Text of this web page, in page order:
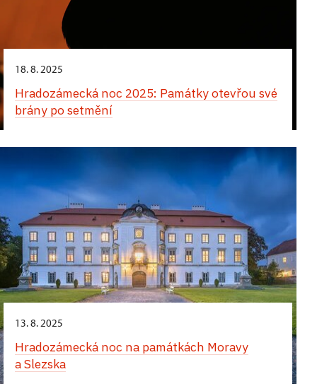
18. 8. 2025
Hradozámecká noc 2025: Památky otevřou své
brány po setmění
13. 8. 2025
Hradozámecká noc na památkách Moravy
a Slezska